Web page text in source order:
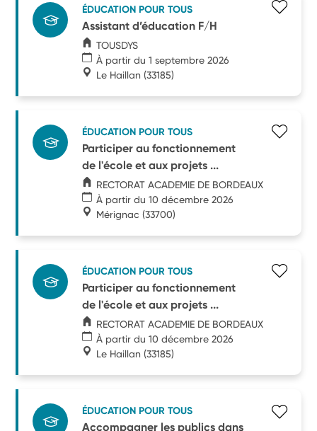
ÉDUCATION POUR TOUS
Assistant d’éducation F/H
TOUSDYS
À partir du 1 septembre 2026
Le Haillan (33185)
ÉDUCATION POUR TOUS
Participer au fonctionnement
de l'école et aux projets ...
RECTORAT ACADEMIE DE BORDEAUX
À partir du 10 décembre 2026
Mérignac (33700)
ÉDUCATION POUR TOUS
Participer au fonctionnement
de l'école et aux projets ...
RECTORAT ACADEMIE DE BORDEAUX
À partir du 10 décembre 2026
Le Haillan (33185)
ÉDUCATION POUR TOUS
Accompagner les publics dans